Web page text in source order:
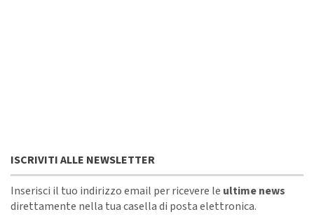
ISCRIVITI ALLE NEWSLETTER
Inserisci il tuo indirizzo email per ricevere le ultime news
direttamente nella tua casella di posta elettronica.